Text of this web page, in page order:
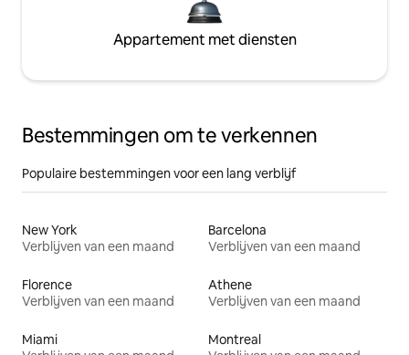
Appartement met diensten
Bestemmingen om te verkennen
Populaire bestemmingen voor een lang verblijf
New York
Verblijven van een maand
Barcelona
Verblijven van een maand
Florence
Verblijven van een maand
Athene
Verblijven van een maand
Miami
Montreal